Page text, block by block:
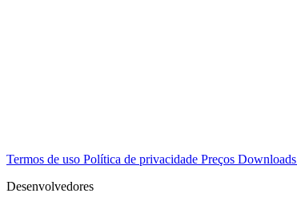
Termos de uso Política de privacidade Preços Downloads
Desenvolvedores